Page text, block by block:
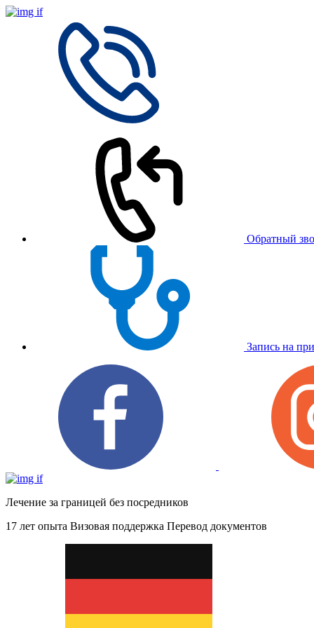
Обратный
Запись на
Лечение за границей без посредников
17 лет опыта Визовая поддержка Перевод документов